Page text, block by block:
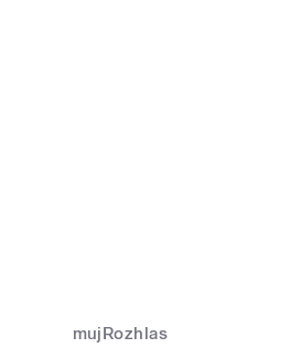
mujRozhlas